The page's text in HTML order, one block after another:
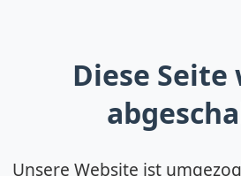
Diese Seite
Unsere Website ist